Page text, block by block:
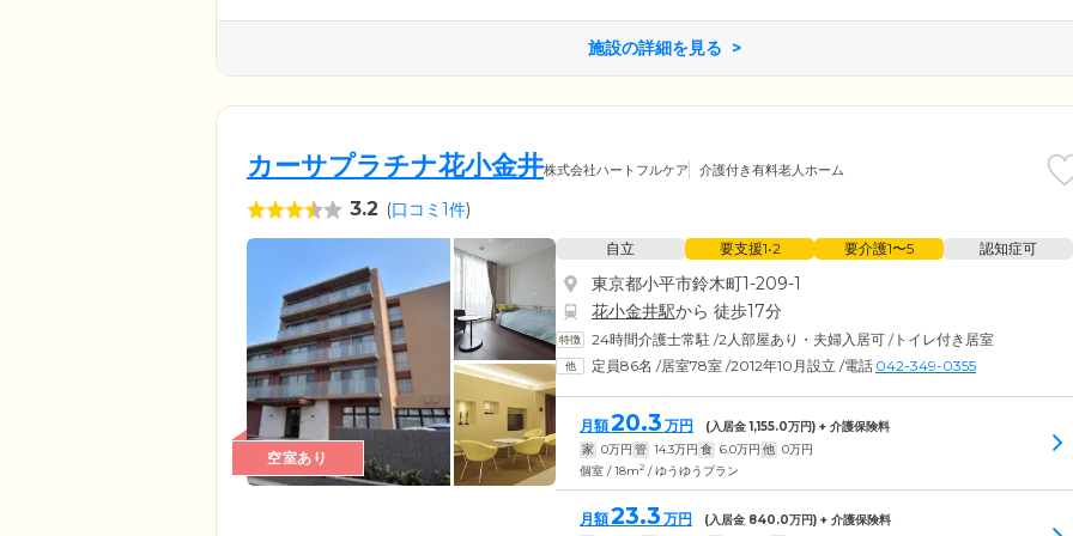
施設の詳細を見る
カーサプラチナ花小金井株式会社ハートフルケア 介護付き有料老人ホーム
3.2 (口コミ1件)
空室あり
自立 要支援1•2 要介護1〜5 認知症可
東京都小平市鈴木町1-209-1
花小金井駅から 徒歩17分
24時間介護士常駐 /2人部屋あり・夫婦入居可 /トイレ付き居室
定員86名 /居室78室 /2012年10月設立 /電話 042-349-0355
月額20.3 万円 (入居金1,155.0万円) + 介護保険料
家 0万円 管 14.3万円 食 6.0万円 他 0万円
個室 / 18m2 / ゆうゆうプラン
月額23.3 万円 (入居金 840.0万円) + 介護保険料